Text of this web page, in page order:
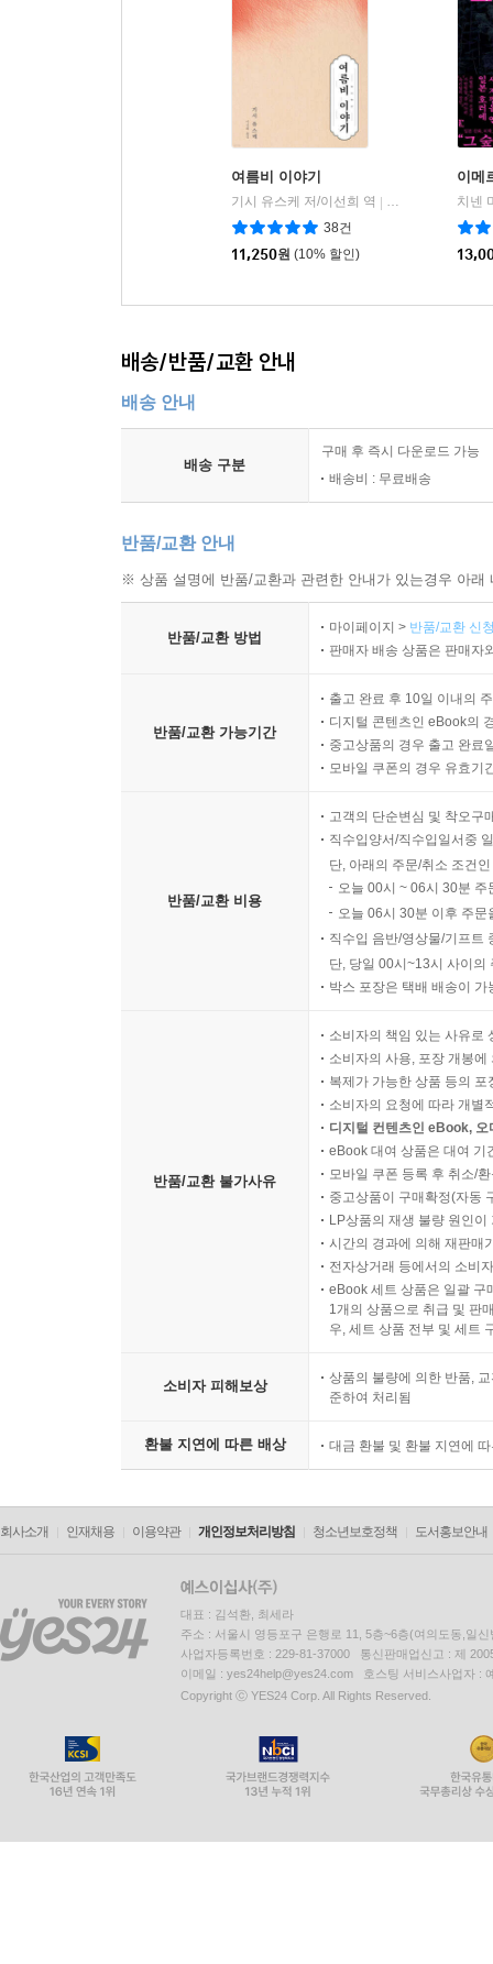
여름비 이야기
기시 유스케 저/이선희 역
비채
38건
11,250원 (10% 할인)
이메
치넨
배송/반품/교환 안내
배송 안내
배송 구분
구매 후 즉시 다운로드 가능
배송비 : 무료배송
반품/교환 안내
※ 상품 설명에 반품/교환과 관련한 안내가 있는경우 아
반품/교환 방법
마이페이지 > 반품/교환 신
판매자 배송 상품은 판매자
반품/교환 가능기간
출고 완료 후 10일 이내의
디지털 콘텐츠인 eBook의
중고상품의 경우 출고 완료
모바일 쿠폰의 경우 유효기
반품/교환 비용
고객의 단순변심 및 착오구
직수입양서/직수입일서중
단, 아래의 주문/취소 조건
오늘 00시 ~ 06시 30분
오늘 06시 30분 이후 주
직수입 음반/영상물/기프트
단, 당일 00시~13시 사이의
박스 포장은 택배 배송이
반품/교환 불가사유
소비자의 책임 있는 사유로
소비자의 사용, 포장 개봉
복제가 가능한 상품 등의
소비자의 요청에 따라 개별
디지털 컨텐츠인 eBook,
eBook 대여 상품은 대여 기
모바일 쿠폰 등록 후 취소/
중고상품이 구매확정(자동
LP상품의 재생 불량 원인
시간의 경과에 의해 재판매
전자상거래 등에서의 소비
eBook 세트 상품은 일괄 구
1개의 상품으로 취급 및 판
우, 세트 상품 전부 및 세트
소비자 피해보상
상품의 불량에 의한 반품,
준하여 처리됨
환불 지연에 따른 배상 대금 환불 및 환불 지연에
회사소개 인재채용 이용약관 개인정보처리방침 청소년보호정책 도서홍보안내
대표 : 김석환, 최세라
주소 : 서울시 영등포구 은행로 11, 5층~6층(여의도동,일신
사업자등록번호 : 229-81-37000 통신판매업신고 : 제
이메일 : yes24help@yes24.com 호스팅 서비스사업자 :
Copyright ⓒ YES24 Corp. All Rights Reserved.